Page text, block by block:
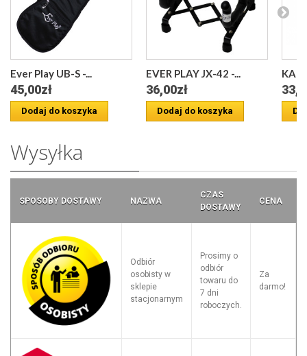
Ever Play UB-S -...
45,00zł
Dodaj do koszyka
EVER PLAY JX-42 -...
36,00zł
Dodaj do koszyka
Wysyłka
SPOSOBY DOSTAWY NAZWA
CZAS
DOSTAWY
CENA
Odbiór
osobisty w
sklepie
stacjonarnym
Prosimy o
odbiór
towaru do
7 dni
roboczych.
Za
darmo!